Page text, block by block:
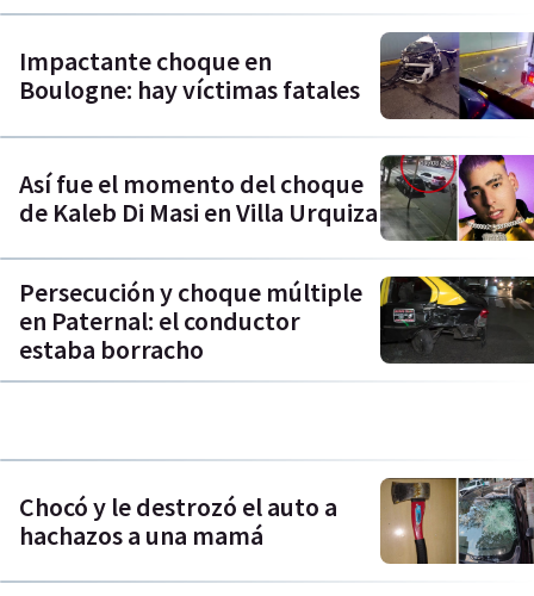
Impactante choque en
Boulogne: hay víctimas fatales
Así fue el momento del choque
de Kaleb Di Masi en Villa Urquiza
Persecución y choque múltiple
en Paternal: el conductor
estaba borracho
Chocó y le destrozó el auto a
hachazos a una mamá